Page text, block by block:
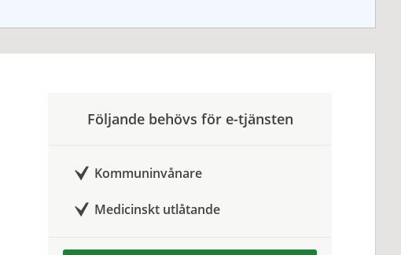
Följande behövs för e-tjänsten
Kommuninvånare
Medicinskt utlåtande